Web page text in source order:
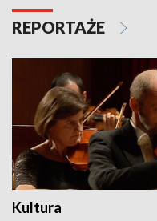
REPORTAŻE
Kultura